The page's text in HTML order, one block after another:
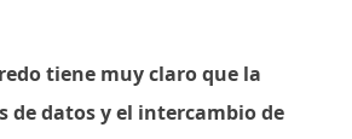
tiene muy claro que la
de datos y el intercambio de